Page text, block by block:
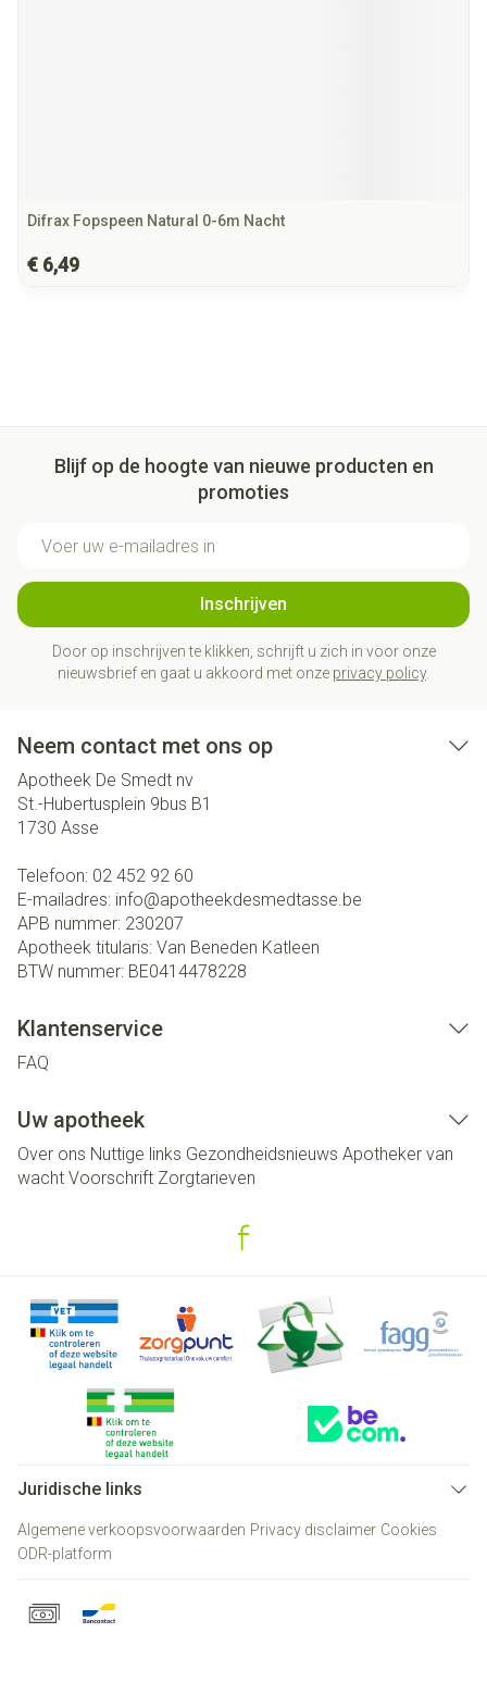
Difrax Fopspeen Natural 0-6m Nacht
€ 6,49
Blijf op de hoogte van nieuwe producten en
promoties
Inschrijven
Door op inschrijven te klikken, schrijft u zich in voor onze
nieuwsbrief en gaat u akkoord met onze privacy policy.
Neem contact met ons op
Apotheek De Smedt nv
St.-Hubertusplein 9bus B1
1730 Asse
Telefoon: 02 452 92 60
E-mailadres: info@apotheekdesmedtasse.be
APB nummer: 230207
Apotheek titularis: Van Beneden Katleen
BTW nummer: BE0414478228
Klantenservice
FAQ
Uw apotheek
Over ons Nuttige links Gezondheidsnieuws Apotheker van
wacht Voorschrift Zorgtarieven
Juridische links
Algemene verkoopsvoorwaarden Privacy disclaimer Cookies
ODR-platform